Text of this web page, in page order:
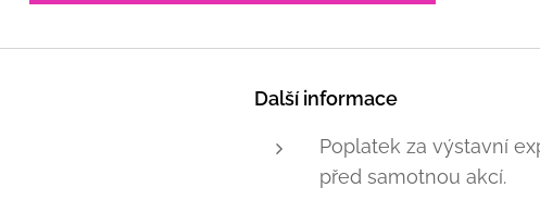
Další informace
Poplatek za výstavní
před samotnou akcí.